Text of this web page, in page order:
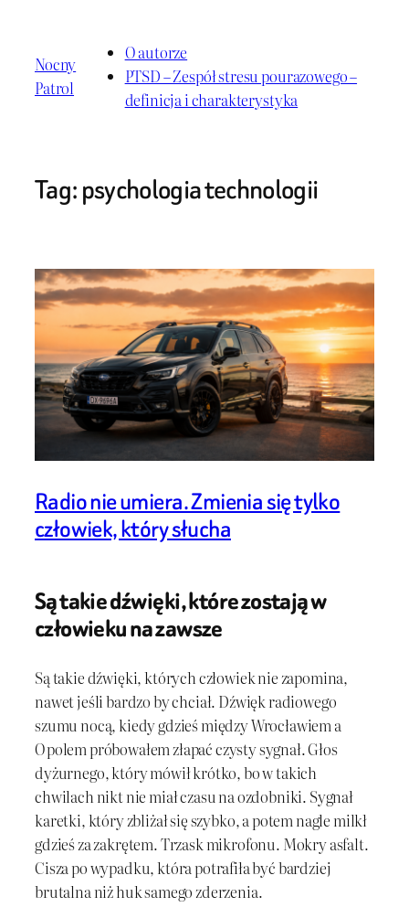
treściNocny
Patrol
O autorze
PTSD – Zespół stresu pourazowego –
definicja i charakterystyka
Tag:psychologia technologii
Radio nie umiera. Zmienia się tylko
człowiek, który słucha
Są takie dźwięki, które zostają w
człowieku na zawsze
Są takie dźwięki, których człowiek nie zapomina,
nawet jeśli bardzo by chciał. Dźwięk radiowego
szumu nocą, kiedy gdzieś między Wrocławiem a
Opolem próbowałem złapać czysty sygnał. Głos
dyżurnego, który mówił krótko, bo w takich
chwilach nikt nie miał czasu na ozdobniki. Sygnał
karetki, który zbliżał się szybko, a potem nagle milkł
gdzieś za zakrętem. Trzask mikrofonu. Mokry asfalt.
Cisza po wypadku, która potrafiła być bardziej
brutalna niż huk samego zderzenia.